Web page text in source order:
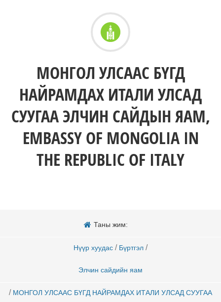
МОНГОЛ УЛСААС БҮГД
НАЙРАМДАХ ИТАЛИ УЛСАД
СУУГАА ЭЛЧИН САЙДЫН ЯАМ,
EMBASSY OF MONGOLIA IN
THE REPUBLIC OF ITALY
Таны жим:
Нүүр хуудас / Бүртгэл /
Элчин сайдийн яaм
/ МОНГОЛ УЛСААС БҮГД НАЙРАМДАХ ИТАЛИ УЛСАД СУУГАА